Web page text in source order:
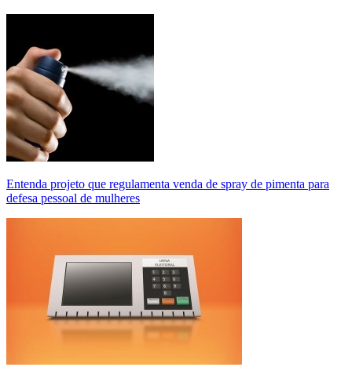
Entenda projeto que regulamenta venda de spray de pimenta para
defesa pessoal de mulheres